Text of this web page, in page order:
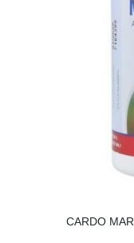
CARDO